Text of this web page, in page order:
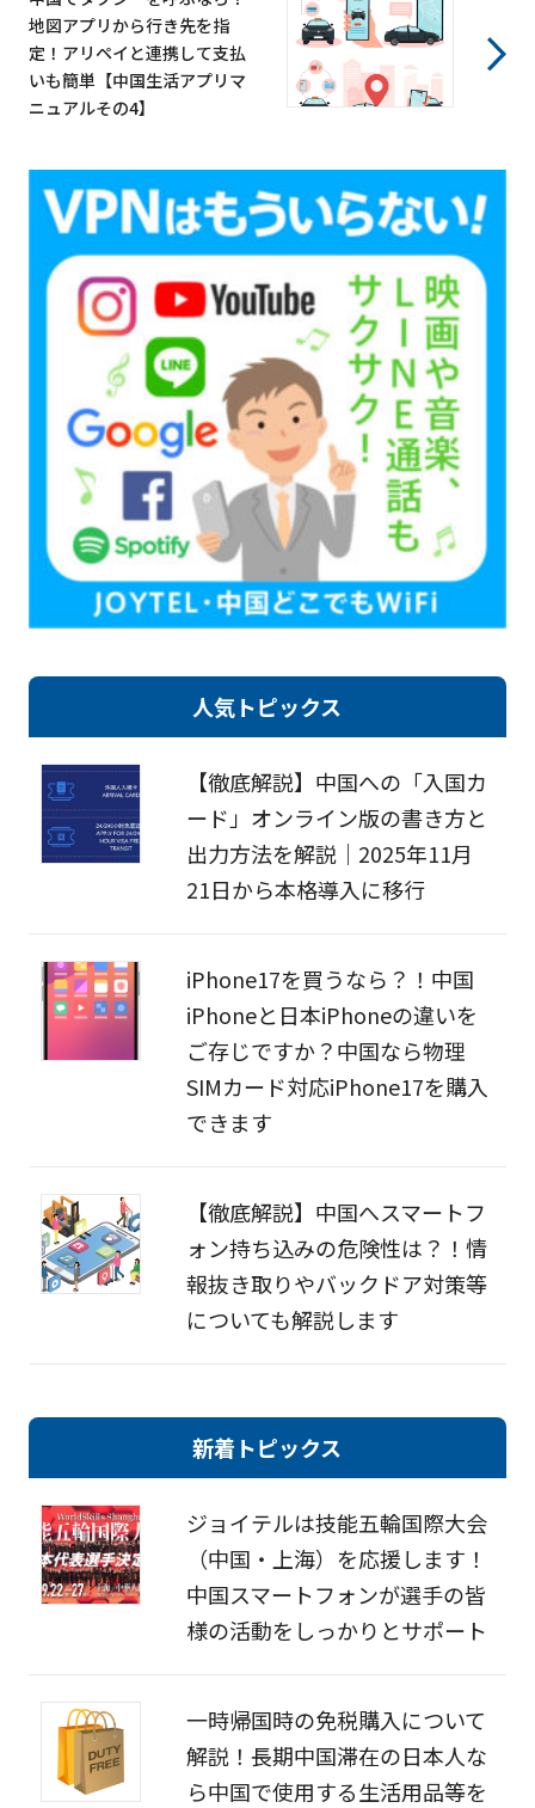
地図アプリから行き先を指
定！アリペイと連携して支払
いも簡単【中国生活アプリマ
ニュアルその4】
人気トピックス
【徹底解説】中国への「入国カ
ード」オンライン版の書き方と
出力方法を解説｜2025年11月
21日から本格導入に移行
iPhone17を買うなら？！中国
iPhoneと日本iPhoneの違いを
ご存じですか？中国なら物理
SIMカード対応iPhone17を購入
できます
【徹底解説】中国へスマートフ
ォン持ち込みの危険性は？！情
報抜き取りやバックドア対策等
についても解説します
新着トピックス
ジョイテルは技能五輪国際大会
（中国・上海）を応援します！
中国スマートフォンが選手の皆
様の活動をしっかりとサポート
一時帰国時の免税購入について
解説！長期中国滞在の日本人な
ら中国で使用する生活用品等を